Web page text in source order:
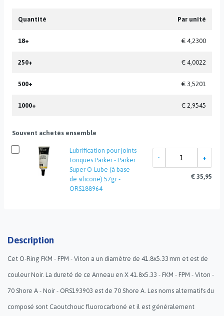
Quantité Par unité
18+ € 4,2300
250+ € 4,0022
500+ € 3,5201
1000+ € 2,9545
Souvent achetés ensemble
Lubrification pour joints
toriques Parker - Parker
Super O-Lube (à base
de silicone) 57gr -
ORS188964
€ 35,95
Description
Cet O-Ring FKM - FPM - Viton a un diamètre de 41.8x5.33 mm et est de
couleur Noir. La dureté de ce Anneau en X 41.8x5.33 - FKM - FPM - Viton -
70 Shore A - Noir - ORS193903 est de 70 Shore A. Les noms alternatifs du
composé sont Caoutchouc fluorocarboné et il est généralement